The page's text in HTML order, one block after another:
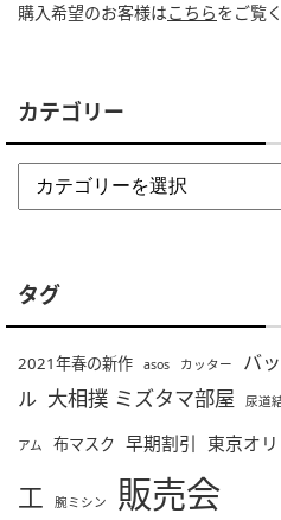
購入希望のお客様はこちらをご覧
カテゴリー
タグ
2021年春の新作 asos カッター バ
ル 大相撲 ミズタマ部屋 尿道
アム 布マスク 早期割引 東京オ
工
腕ミシン 販売会